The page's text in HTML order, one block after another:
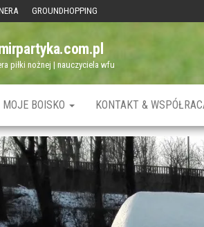
GROUNDHOPPING
piłki nożnej | nauczyciela wfu
MOJE BOISKO KONTAKT &